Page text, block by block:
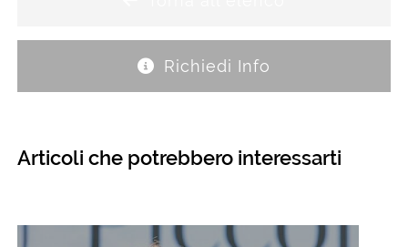
Richiedi Info
Articoli che potrebbero interessarti